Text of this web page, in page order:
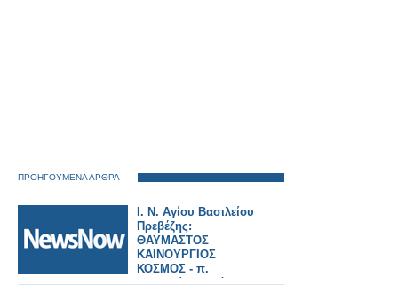
ΠΡΟΗΓΟΥΜΕΝΑ ΑΡΘΡΑ
Ι. Ν. Αγίου Βασιλείου
Πρεβέζης:
ΘΑΥΜΑΣΤΟΣ
ΚΑΙΝΟΥΡΓΙΟΣ
ΚΟΣΜΟΣ - π.
Δημητρίου Μπόκου